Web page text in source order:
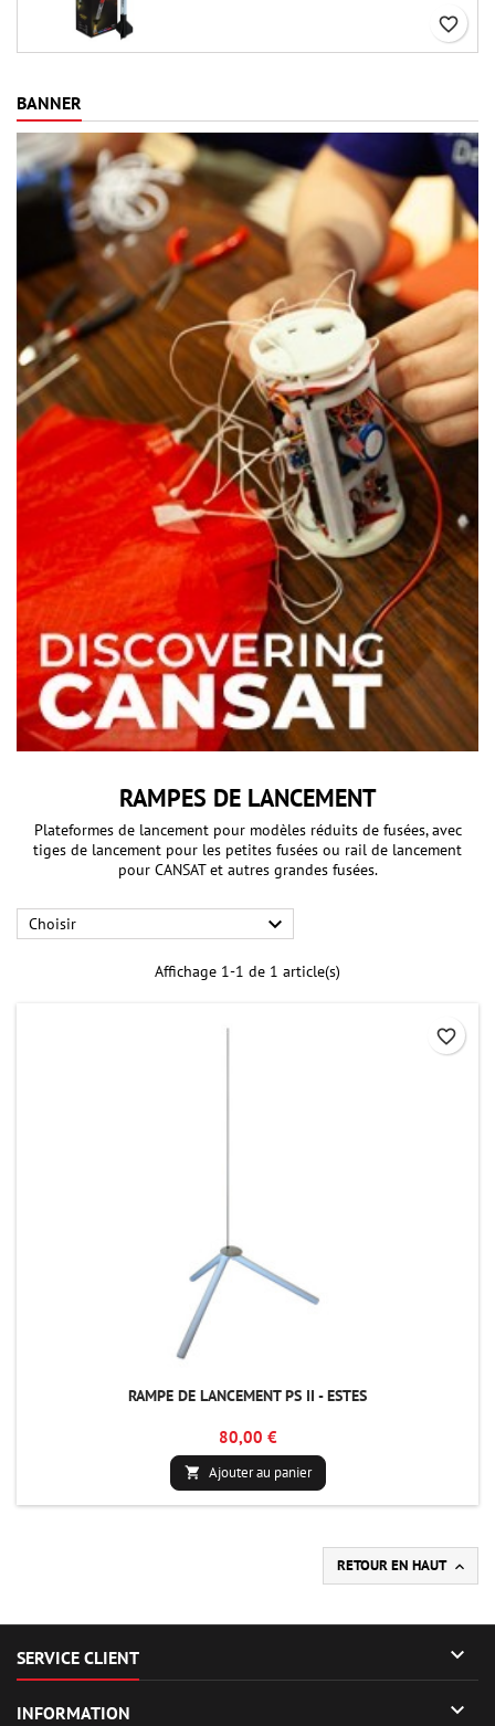
favorite_border
BANNER
RAMPES DE LANCEMENT
Plateformes de lancement pour modèles réduits de fusées, avec
tiges de lancement pour les petites fusées ou rail de lancement
pour CANSAT et autres grandes fusées.
Choisir 
Affichage 1-1 de 1 article(s)
RAMPE DE LANCEMENT PS II - ESTES
80,00 €
 Ajouter au panier
favorite_border
RETOUR EN HAUT 
SERVICE CLIENT 
INFORMATION 